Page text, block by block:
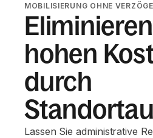
MOBILISIERUNG OHNE
hohen
durch
Lassen Sie administrative